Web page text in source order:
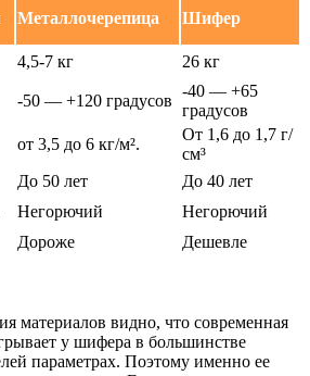
Металлочерепица Шифер
4,5-7 кг
26 кг
-50 — +120 градусов
-40 — +65
градусов
от 3,5 до 6 кг/м².
От 1,6 до 1,7 г/
см³
До 50 лет
До 40 лет
Негорючий
Негорючий
Дороже Дешевле
материалов видно, что современная
у шифера в большинстве
параметрах. Поэтому именно ее